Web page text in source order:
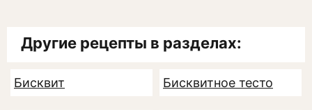
Другие рецепты в разделах:
Бисквит Бисквитное тесто